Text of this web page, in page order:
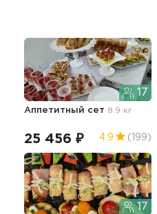
17
Аппетитный сет 8.9 кг
25 456 ₽ 4.9 (199)
17